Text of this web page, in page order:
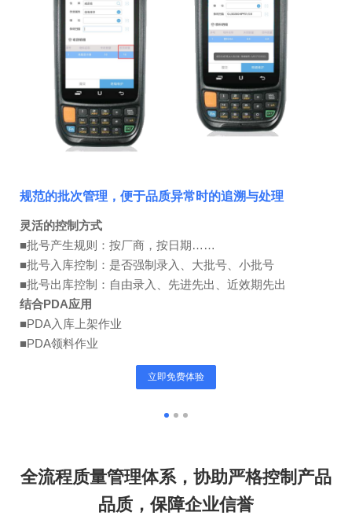
规范的批次管理，便于品质异常时的追溯与处理
灵活的控制方式
■批号产生规则：按厂商，按日期……
■批号入库控制：是否强制录入、大批号、小批号
■批号出库控制：自由录入、先进先出、近效期先出
结合PDA应用
■PDA入库上架作业
■PDA领料作业
立即免费体验
全流程质量管理体系，协助严格控制产品
品质，保障企业信誉